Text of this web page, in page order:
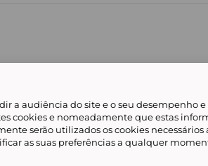
Showroomprive group Ajuda e Contacto
audiência do site e o seu desempenho
cookies e nomeadamente que estas
serão utilizados os cookies
as suas preferências a qualquer